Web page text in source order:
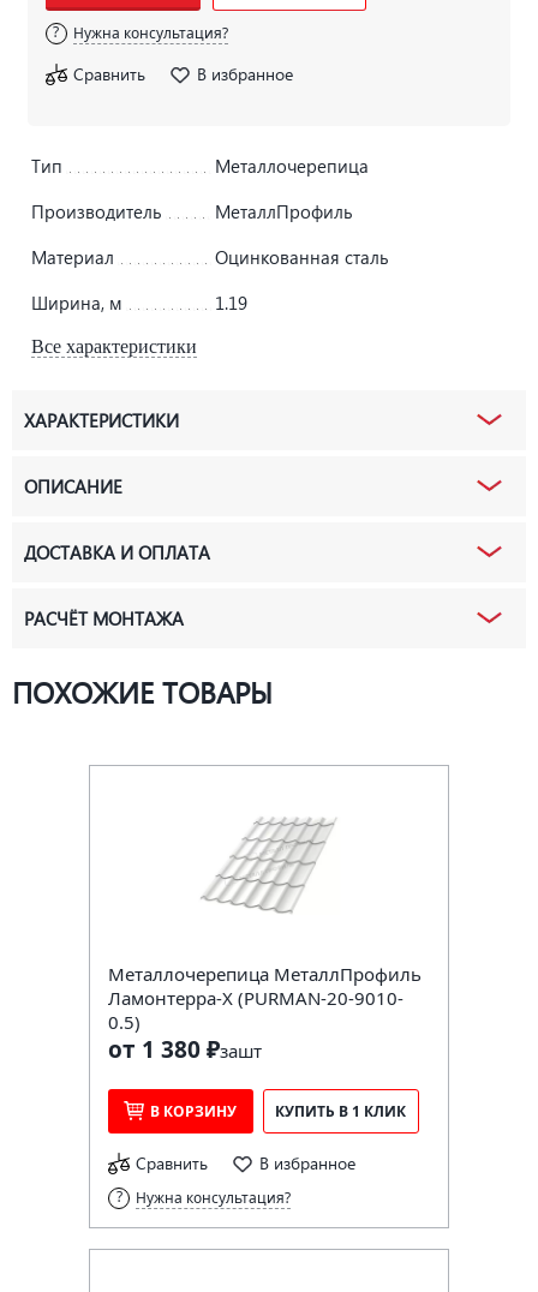
Нужна консультация?
Сравнить В избранное
Тип
Металлочерепица
Производитель
МеталлПрофиль
Материал
Оцинкованная сталь
Ширина, м
1.19
Все характеристики
ХАРАКТЕРИСТИКИ
ОПИСАНИЕ
ДОСТАВКА И ОПЛАТА
РАСЧЁТ МОНТАЖА
ПОХОЖИЕ ТОВАРЫ
Металлочерепица МеталлПрофиль
Ламонтерра-X (PURMAN-20-9010-
0.5)
от 1 380 ₽зашт
В КОРЗИНУ КУПИТЬ В 1 КЛИК
Сравнить В избранное
Нужна консультация?